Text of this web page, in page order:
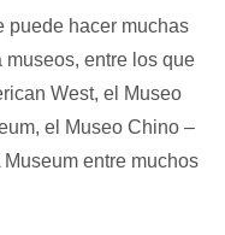
puede hacer muchas
entre los que
West, el Museo
el Museo Chino –
entre muchos